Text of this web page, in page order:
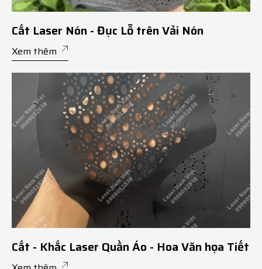
Cắt Laser Nón - Đục Lỗ trên Vải Nón
Xem thêm
Cắt - Khắc Laser Quần Áo - Hoa Văn họa Tiết